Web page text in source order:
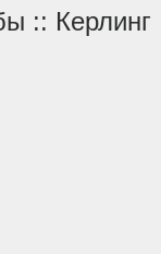
:: Керлинг